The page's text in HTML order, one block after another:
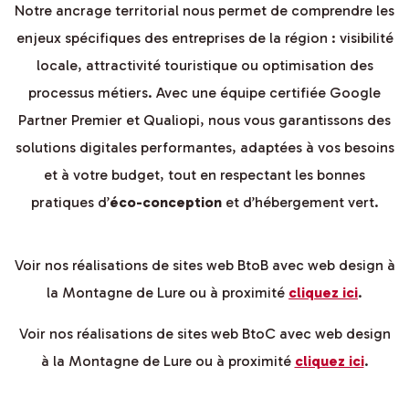
Notre ancrage territorial nous permet de comprendre les
enjeux spécifiques des entreprises de la région : visibilité
locale, attractivité touristique ou optimisation des
processus métiers. Avec une équipe certifiée Google
Partner Premier et Qualiopi, nous vous garantissons des
solutions digitales performantes, adaptées à vos besoins
et à votre budget, tout en respectant les bonnes
pratiques d’éco-conceptionet d’hébergement vert.
Voir nos réalisations de sites web BtoB avec web design à
la Montagne de Lure ou à proximité cliquez ici.
Voir nos réalisations de sites web BtoC avec web design
à la Montagne de Lure ou à proximité cliquez ici.